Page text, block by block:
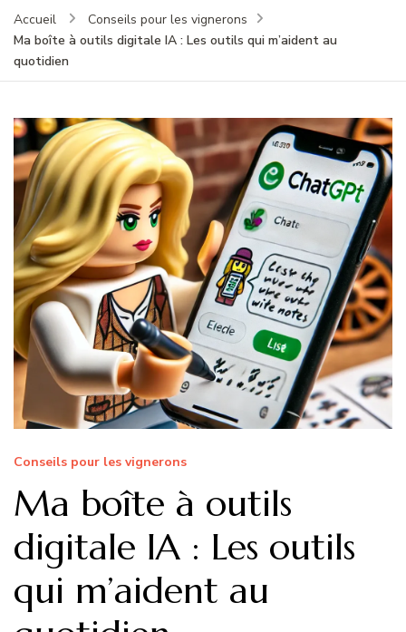
Accueil
Conseils pour les vignerons
Ma boîte à outils digitale IA : Les outils qui m’aident au
quotidien
Conseils pour les vignerons
Ma boîte à outils
digitale IA : Les outils
qui m’aident au